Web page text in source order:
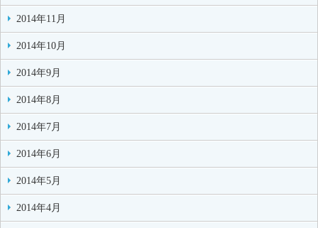
2014年11月
2014年10月
2014年9月
2014年8月
2014年7月
2014年6月
2014年5月
2014年4月